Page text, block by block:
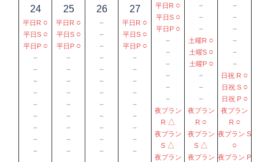
24
平日R ○
平日S ○
平日P ○
－
－
－
－
－
－
－
－
－
25
平日R ○
平日S ○
平日P ○
－
－
－
－
－
－
－
－
－
26
－
－
－
－
－
－
－
－
－
－
－
－
27
平日R ○
平日S ○
平日P ○
－
－
－
－
－
－
－
－
－
平日R ○
平日S ○
平日P ○
－
－
－
－
－
－
夜プラン
R △
夜プラン
S △
夜プラン
－
－
－
土曜R ○
土曜S ○
土曜P ○
－
－
－
夜プラン
R ○
夜プラン
S △
夜プラン
－
－
－
－
－
－
日祝 R ○
日祝 S ○
日祝 P ○
夜プラン
R ○
夜プラン S
○
夜プラン P